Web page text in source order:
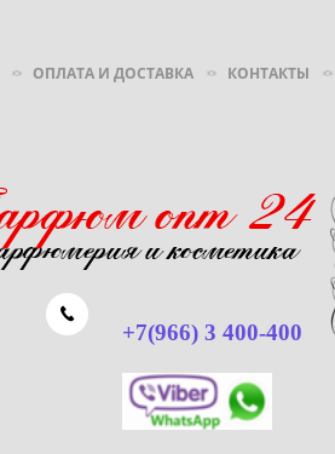
ОПЛАТА И ДОСТАВКА
КОНТАКТЫ
+7(966) 3 400-400